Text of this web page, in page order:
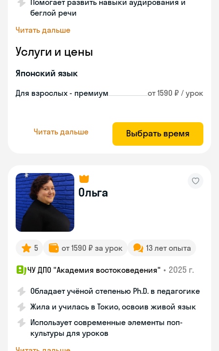
Помогает развить навыки аудирования и
беглой речи
Читать дальше
Услуги и цены
Японский язык
Для взрослых - премиум от 1590 ₽ / урок
Читать дальше Выбрать время
Ольга
5 от 1590 ₽ за урок 13 лет опыта
ЧУ ДПО "Академия востоковедения" • 2025 г.
Обладает учёной степенью Ph.D. в педагогике
Жила и училась в Токио, освоив живой язык
Использует современные элементы поп-
культуры для уроков